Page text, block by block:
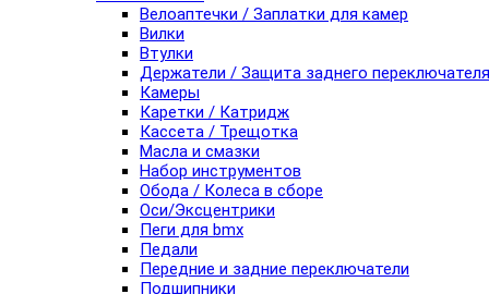
Велоаптечки / Заплатки для камер
Вилки
Втулки
Держатели / Защита заднего переключателя
Камеры
Каретки / Катридж
Кассета / Трещотка
Масла и смазки
Набор инструментов
Обода / Колеса в сборе
Оси/Эксцентрики
Пеги для bmx
Педали
Передние и задние переключатели
Подшипники